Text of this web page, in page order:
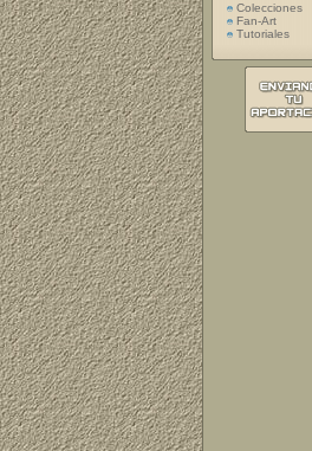
Colecciones
Fan-Art
Tutoriales